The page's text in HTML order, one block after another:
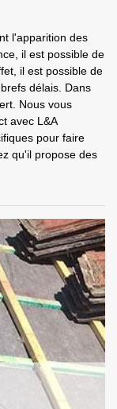
l'apparition des
il est possible de
il est possible de
délais. Dans
Nous vous
avec L&A
pour faire
qu'il propose des